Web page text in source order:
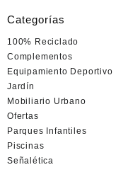
Categorías
100% Reciclado
Complementos
Equipamiento Deportivo
Jardín
Mobiliario Urbano
Ofertas
Parques Infantiles
Piscinas
Señalética